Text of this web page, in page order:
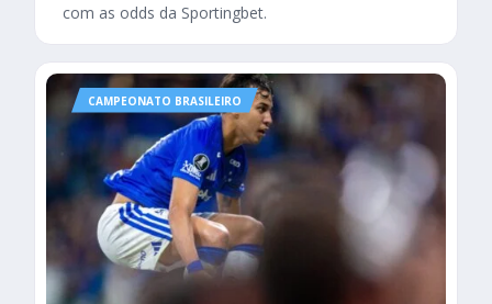
com as odds da Sportingbet.
CAMPEONATO BRASILEIRO